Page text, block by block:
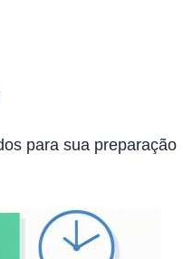
para sua preparação